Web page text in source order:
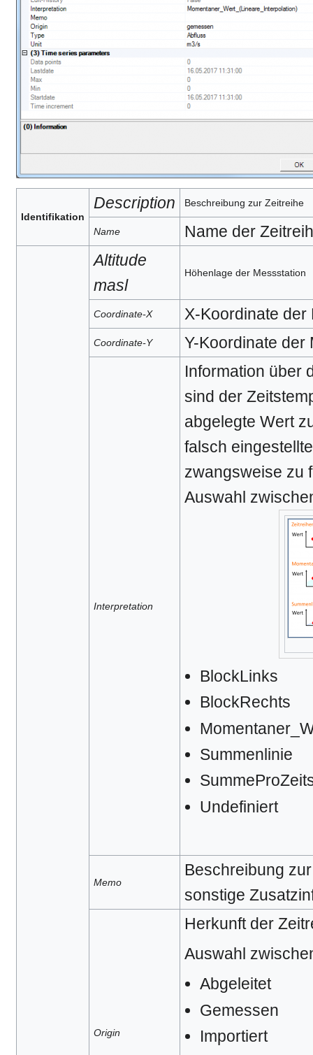
Identifikation
Description Beschreibung zur Zeitreihe
Name
Name der
Altitude
masl
Höhenlage der Messstation
Coordinate-X X-Koordinate der
Coordinate-Y Y-Koordinate der
Interpretation
Information über
sind der
abgelegte Wert
falsch
zwangsweise zu
Auswahl
BlockLinks
BlockRechts
Summenlinie
Undefiniert
Memo
Beschreibung
sonstige
Origin
Herkunft der
Auswahl
Abgeleitet
Gemessen
Importiert